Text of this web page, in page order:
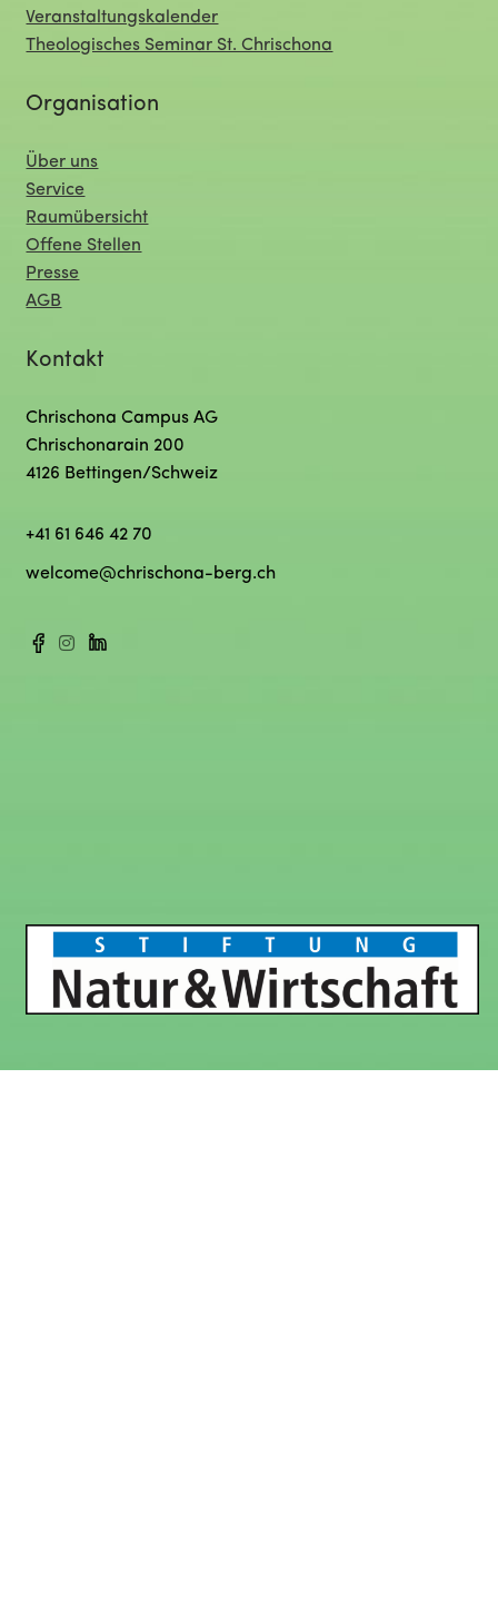
Veranstaltungskalender
Theologisches Seminar St. Chrischona
Organisation
Über uns
Service
Raumübersicht
Offene Stellen
Presse
AGB
Kontakt
Chrischona Campus AG
Chrischonarain 200
4126 Bettingen/Schweiz
+41 61 646 42 70
welcome@chrischona-berg.ch